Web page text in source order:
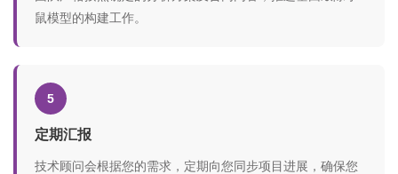
鼠模型的构建工作。
5
定期汇报
技术顾问会根据您的需求，定期向您同步项目进展，确保您